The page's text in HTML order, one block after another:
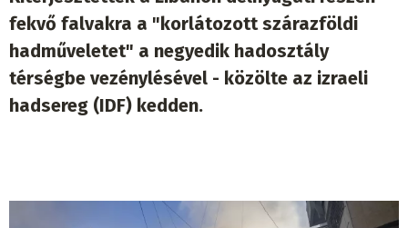
fekvő falvakra a "korlátozott szárazföldi
hadműveletet" a negyedik hadosztály
térségbe vezénylésével - közölte az izraeli
hadsereg (IDF) kedden.